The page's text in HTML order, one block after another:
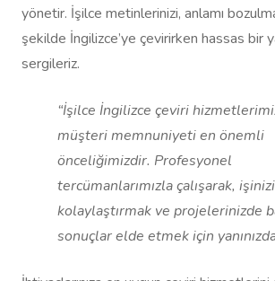
yönetir. İşilce metinlerinizi, anlamı
şekilde İngilizce’ye çevirirken hassas bir
sergileriz.
“İşilce İngilizce çeviri
müşteri memnuniyeti en önemli
önceliğimizdir. Profesyonel
tercümanlarımızla çalışarak, işinizi
kolaylaştırmak ve projelerinizde
sonuçlar elde etmek için